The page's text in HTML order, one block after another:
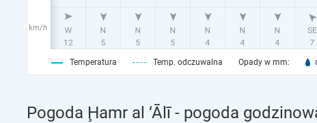
km/h
Temperatura Temp. odczuwalna Opady w mm:
Pogoda Ḩamr al ‘Ālī - pogoda